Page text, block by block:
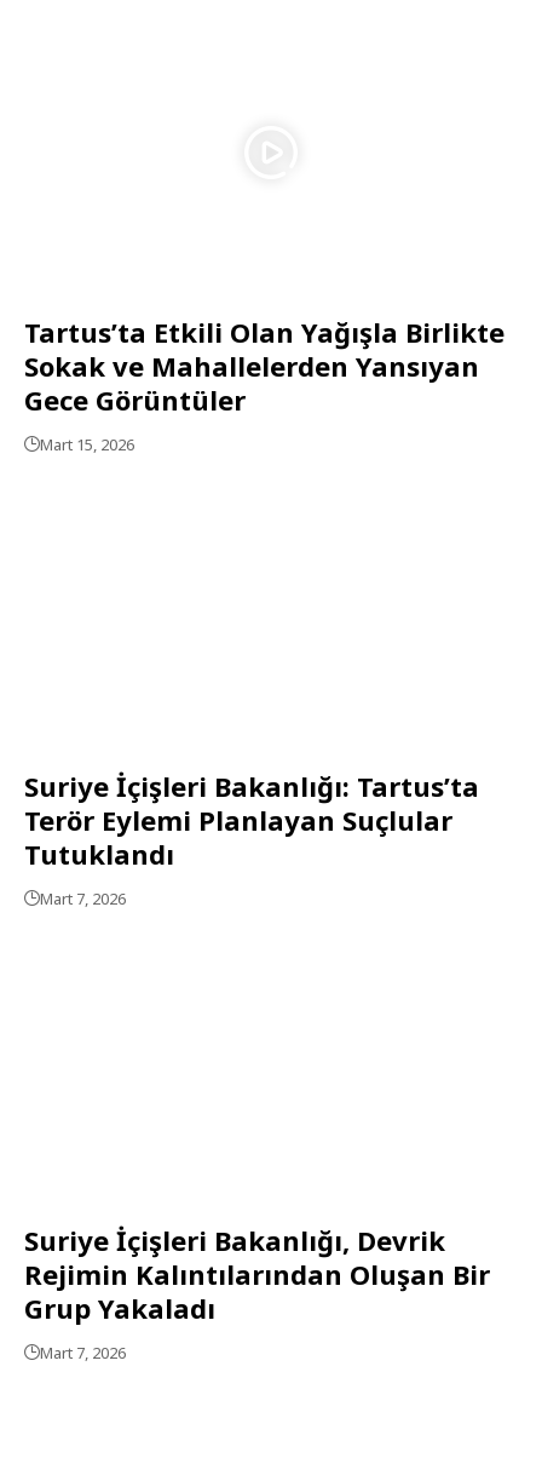
Tartus’ta Etkili Olan Yağışla Birlikte
Sokak ve Mahallelerden Yansıyan
Gece Görüntüler
Mart 15, 2026
Suriye İçişleri Bakanlığı: Tartus’ta
Terör Eylemi Planlayan Suçlular
Tutuklandı
Mart 7, 2026
Suriye İçişleri Bakanlığı, Devrik
Rejimin Kalıntılarından Oluşan Bir
Grup Yakaladı
Mart 7, 2026